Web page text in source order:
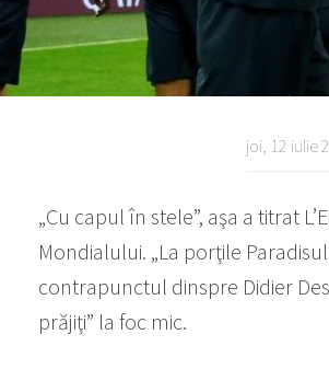
joi, 12 iulie
„Cu capul în stele”, aşa a titrat
Mondialului. „La porţile
contrapunctul dinspre Didier
prăjiţi” la foc mic.